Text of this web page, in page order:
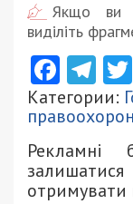
Якщо ви
виділіть
Категории:
отримувати